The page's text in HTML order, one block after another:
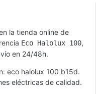
la tienda online de
Eco Halolux 100,
en 24/48h.
eco halolux 100 b15d.
eléctricas de calidad.